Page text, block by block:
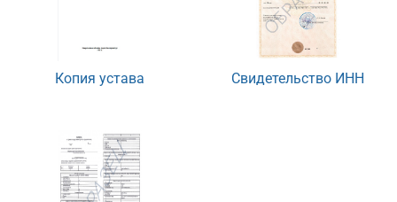
Копия устава Свидетельство ИНН